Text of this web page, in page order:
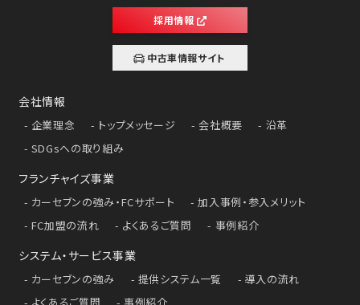
採用情報
中古車情報サイト
会社情報
企業理念 トップメッセージ 会社概要
沿革
SDGsへの取り組み
フランチャイズ事業
カーセブンの強み・FCサポート
加入事例・参入メリット
FC加盟の流れ
よくあるご質問 事例紹介
システム・サービス事業
カーセブンの強み 提供システム一覧
導入の流れ